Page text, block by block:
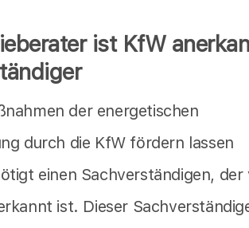
ist KfW
der energetischen
durch die KfW fördern lassen
einen Sachverständigen, der
ist. Dieser